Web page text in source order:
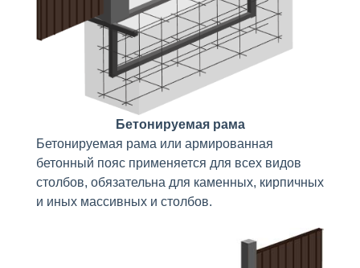
Бетонируемая рама
Бетонируемая рама или армированная
бетонный пояс применяется для всех видов
столбов, обязательна для каменных, кирпичных
и иных массивных и столбов.